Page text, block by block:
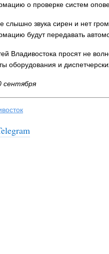
о проверке систем
слышно звука сирен и нет
будут передавать
Владивостока просят не
оборудования и
сентября